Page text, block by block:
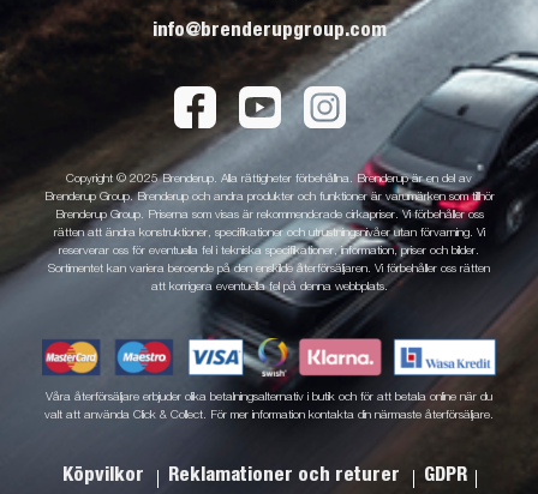
info@brenderupgroup.com
Copyright © 2025 Brenderup. Alla rättigheter förbehållna. Brenderup är en del av
Brenderup Group. Brenderup och andra produkter och funktioner är varumärken som tillhör
Brenderup Group. Priserna som visas är rekommenderade cirkapriser. Vi förbehåller oss
rätten att ändra konstruktioner, specifikationer och utrustningsnivåer utan förvarning. Vi
reserverar oss för eventuella fel i tekniska specifikationer, information, priser och bilder.
Sortimentet kan variera beroende på den enskilde återförsäljaren. Vi förbehåller oss rätten
att korrigera eventuella fel på denna webbplats.
Våra återförsäljare erbjuder olika betalningsalternativ i butik och för att betala online när du
valt att använda Click & Collect. För mer information kontakta din närmaste återförsäljare.
Köpvilkor Reklamationer och returer GDPR